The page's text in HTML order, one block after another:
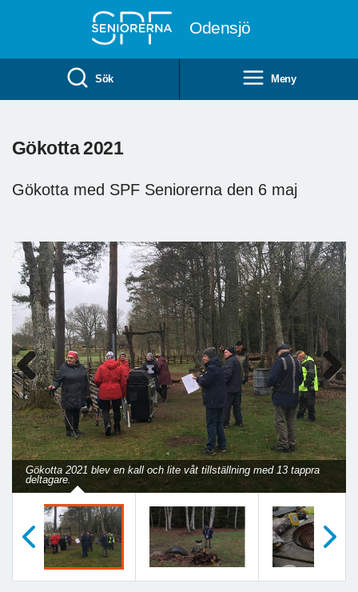
Odensjö
Sök Meny
Gökotta 2021
Gökotta med SPF Seniorerna den 6 maj
Gökotta 2021 blev en kall och lite våt tillställning med 13 tappra
deltagare.
Previous Next